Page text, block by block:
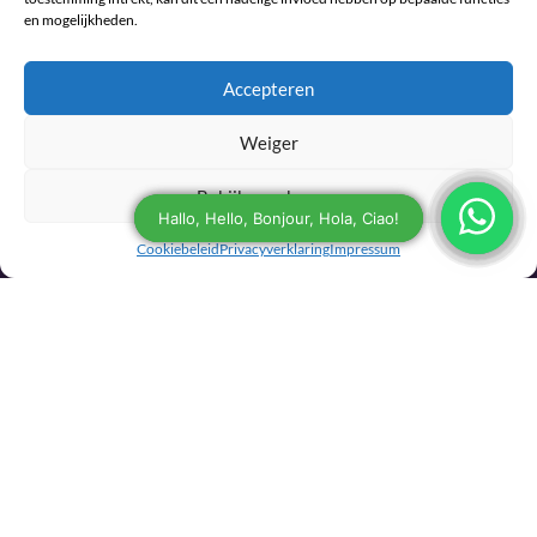
en mogelijkheden.
Accepteren
Weiger
Bekijk voorkeuren
CookiebeleidPrivacyverklaringImpressum
Contact
Telefoon:
info@sjamaan.nl